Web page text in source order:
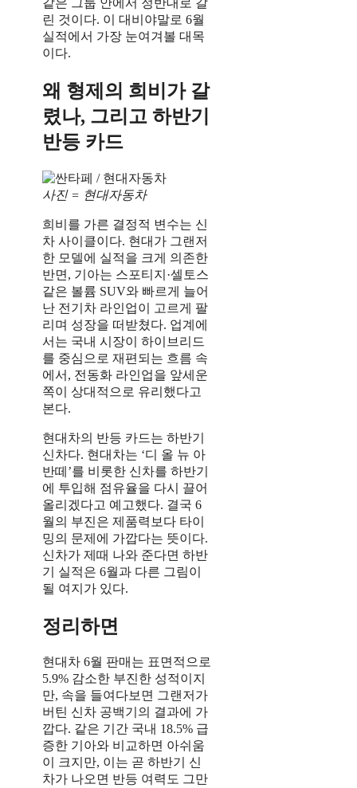
린 것이다. 이 대비야말로 6월
실적에서 가장 눈여겨볼 대목
이다.
왜 형제의 희비가 갈
렸나, 그리고 하반기
반등 카드
사진 = 현대자동차
희비를 가른 결정적 변수는 신
차 사이클이다. 현대가 그랜저
한 모델에 실적을 크게 의존한
반면, 기아는 스포티지·셀토스
같은 볼륨 SUV와 빠르게 늘어
난 전기차 라인업이 고르게 팔
리며 성장을 떠받쳤다. 업계에
서는 국내 시장이 하이브리드
를 중심으로 재편되는 흐름 속
에서, 전동화 라인업을 앞세운
쪽이 상대적으로 유리했다고
본다.
현대차의 반등 카드는 하반기
신차다. 현대차는 ‘디 올 뉴 아
반떼’를 비롯한 신차를 하반기
에 투입해 점유율을 다시 끌어
올리겠다고 예고했다. 결국 6
월의 부진은 제품력보다 타이
밍의 문제에 가깝다는 뜻이다.
신차가 제때 나와 준다면 하반
기 실적은 6월과 다른 그림이
될 여지가 있다.
정리하면
현대차 6월 판매는 표면적으로
5.9% 감소한 부진한 성적이지
만, 속을 들여다보면 그랜저가
버틴 신차 공백기의 결과에 가
깝다. 같은 기간 국내 18.5% 급
증한 기아와 비교하면 아쉬움
이 크지만, 이는 곧 하반기 신
차가 나오면 반등 여력도 그만